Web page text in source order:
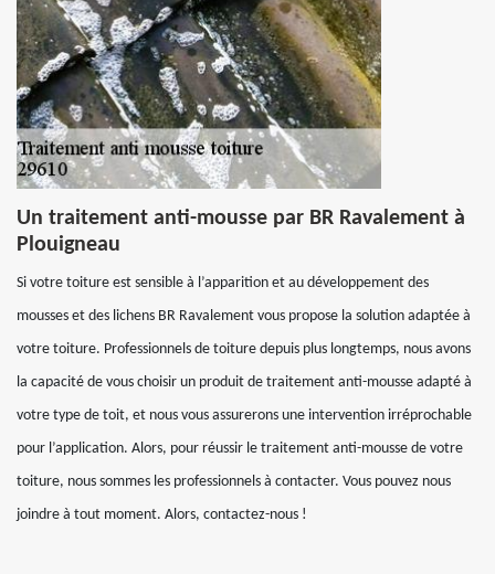
Un traitement anti-mousse par BR Ravalement à
Plouigneau
Si votre toiture est sensible à l’apparition et au développement des
mousses et des lichens BR Ravalement vous propose la solution adaptée à
votre toiture. Professionnels de toiture depuis plus longtemps, nous avons
la capacité de vous choisir un produit de traitement anti-mousse adapté à
votre type de toit, et nous vous assurerons une intervention irréprochable
pour l’application. Alors, pour réussir le traitement anti-mousse de votre
toiture, nous sommes les professionnels à contacter. Vous pouvez nous
joindre à tout moment. Alors, contactez-nous !